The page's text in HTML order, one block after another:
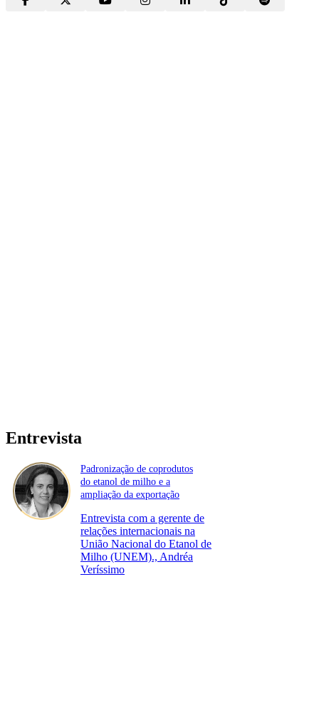
Entrevista
Padronização de coprodutos
do etanol de milho e a
ampliação da exportação
Entrevista com a gerente de
relações internacionais na
União Nacional do Etanol de
Milho (UNEM)., Andréa
Veríssimo